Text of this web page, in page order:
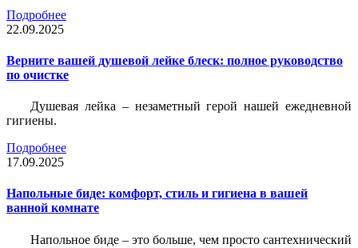
Подробнее
22.09.2025
Верните вашей душевой лейке блеск: полное руководство
по очистке
Душевая лейка – незаметный герой нашей ежедневной
гигиены.
Подробнее
17.09.2025
Напольные биде: комфорт, стиль и гигиена в вашей
ванной комнате
Напольное биде – это больше, чем просто сантехнический